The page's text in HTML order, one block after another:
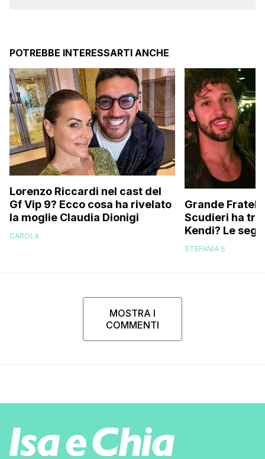
POTREBBE INTERESSARTI ANCHE
Lorenzo Riccardi nel cast del
Gf Vip 9? Ecco cosa ha rivelato
la moglie Claudia Dionigi
CAROLA
Grande
Scudieri ha
Kendi? Le
replica dell’ex
STEFANIA S
MOSTRA I
COMMENTI